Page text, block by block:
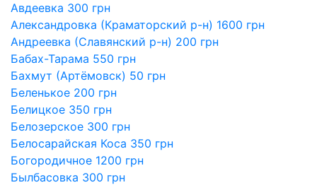
Авдеевка 300 грн
Александровка (Краматорский р-н) 1600 грн
Андреевка (Славянский р-н) 200 грн
Бабах-Тарама 550 грн
Бахмут (Артёмовск) 50 грн
Беленькое 200 грн
Белицкое 350 грн
Белозерское 300 грн
Белосарайская Коса 350 грн
Богородичное 1200 грн
Былбасовка 300 грн